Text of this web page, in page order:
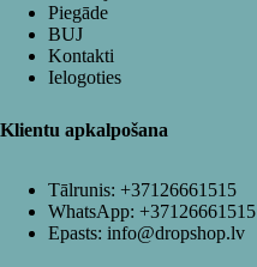
Piegāde
BUJ
Kontakti
Ielogoties
Klientu apkalpošana
Tālrunis: +37126661515
WhatsApp: +37126661515
Epasts: info@dropshop.lv